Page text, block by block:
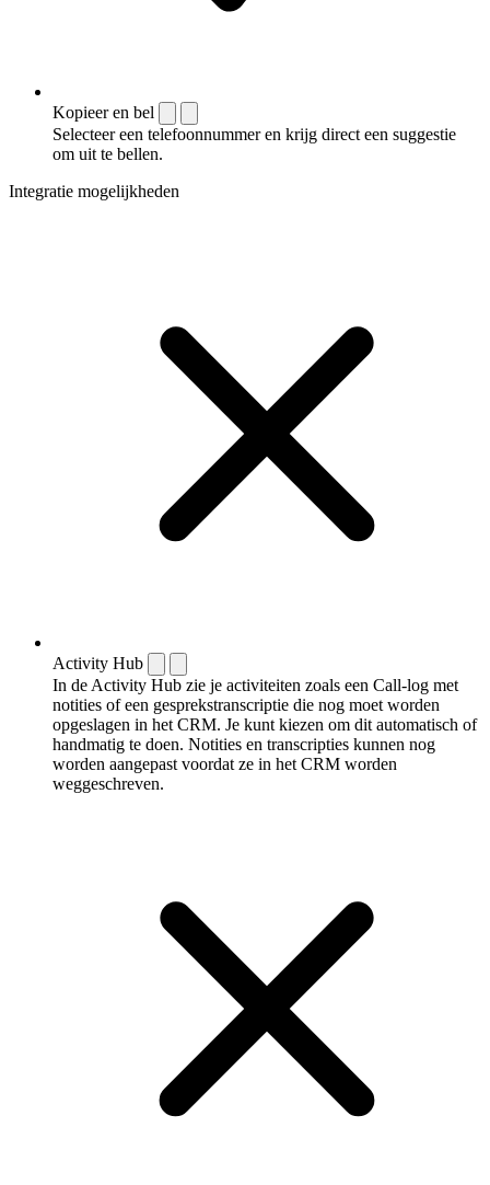
Kopieer en bel
Selecteer een telefoonnummer en krijg direct een suggestie
om uit te bellen.
Integratie mogelijkheden
Activity Hub
In de Activity Hub zie je activiteiten zoals een Call-log met
notities of een gespreks­transcriptie die nog moet worden
opgeslagen in het CRM. Je kunt kiezen om dit automatisch of
handmatig te doen. Notities en transcripties kunnen nog
worden aangepast voordat ze in het CRM worden
weggeschreven.